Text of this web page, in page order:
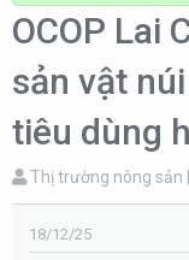
OCOP Lai
sản vật
tiêu dùng
T
h
r
Thị trường nông sản
18/12/25